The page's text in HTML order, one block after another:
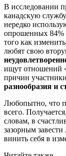
В исследовании
канадскую
нередко
опрошенных 84%
того как
любят свою
ищут отношений
причин
разнообразия и
Любопытно, что
всего.
словам, в
зазорным
винить себя в